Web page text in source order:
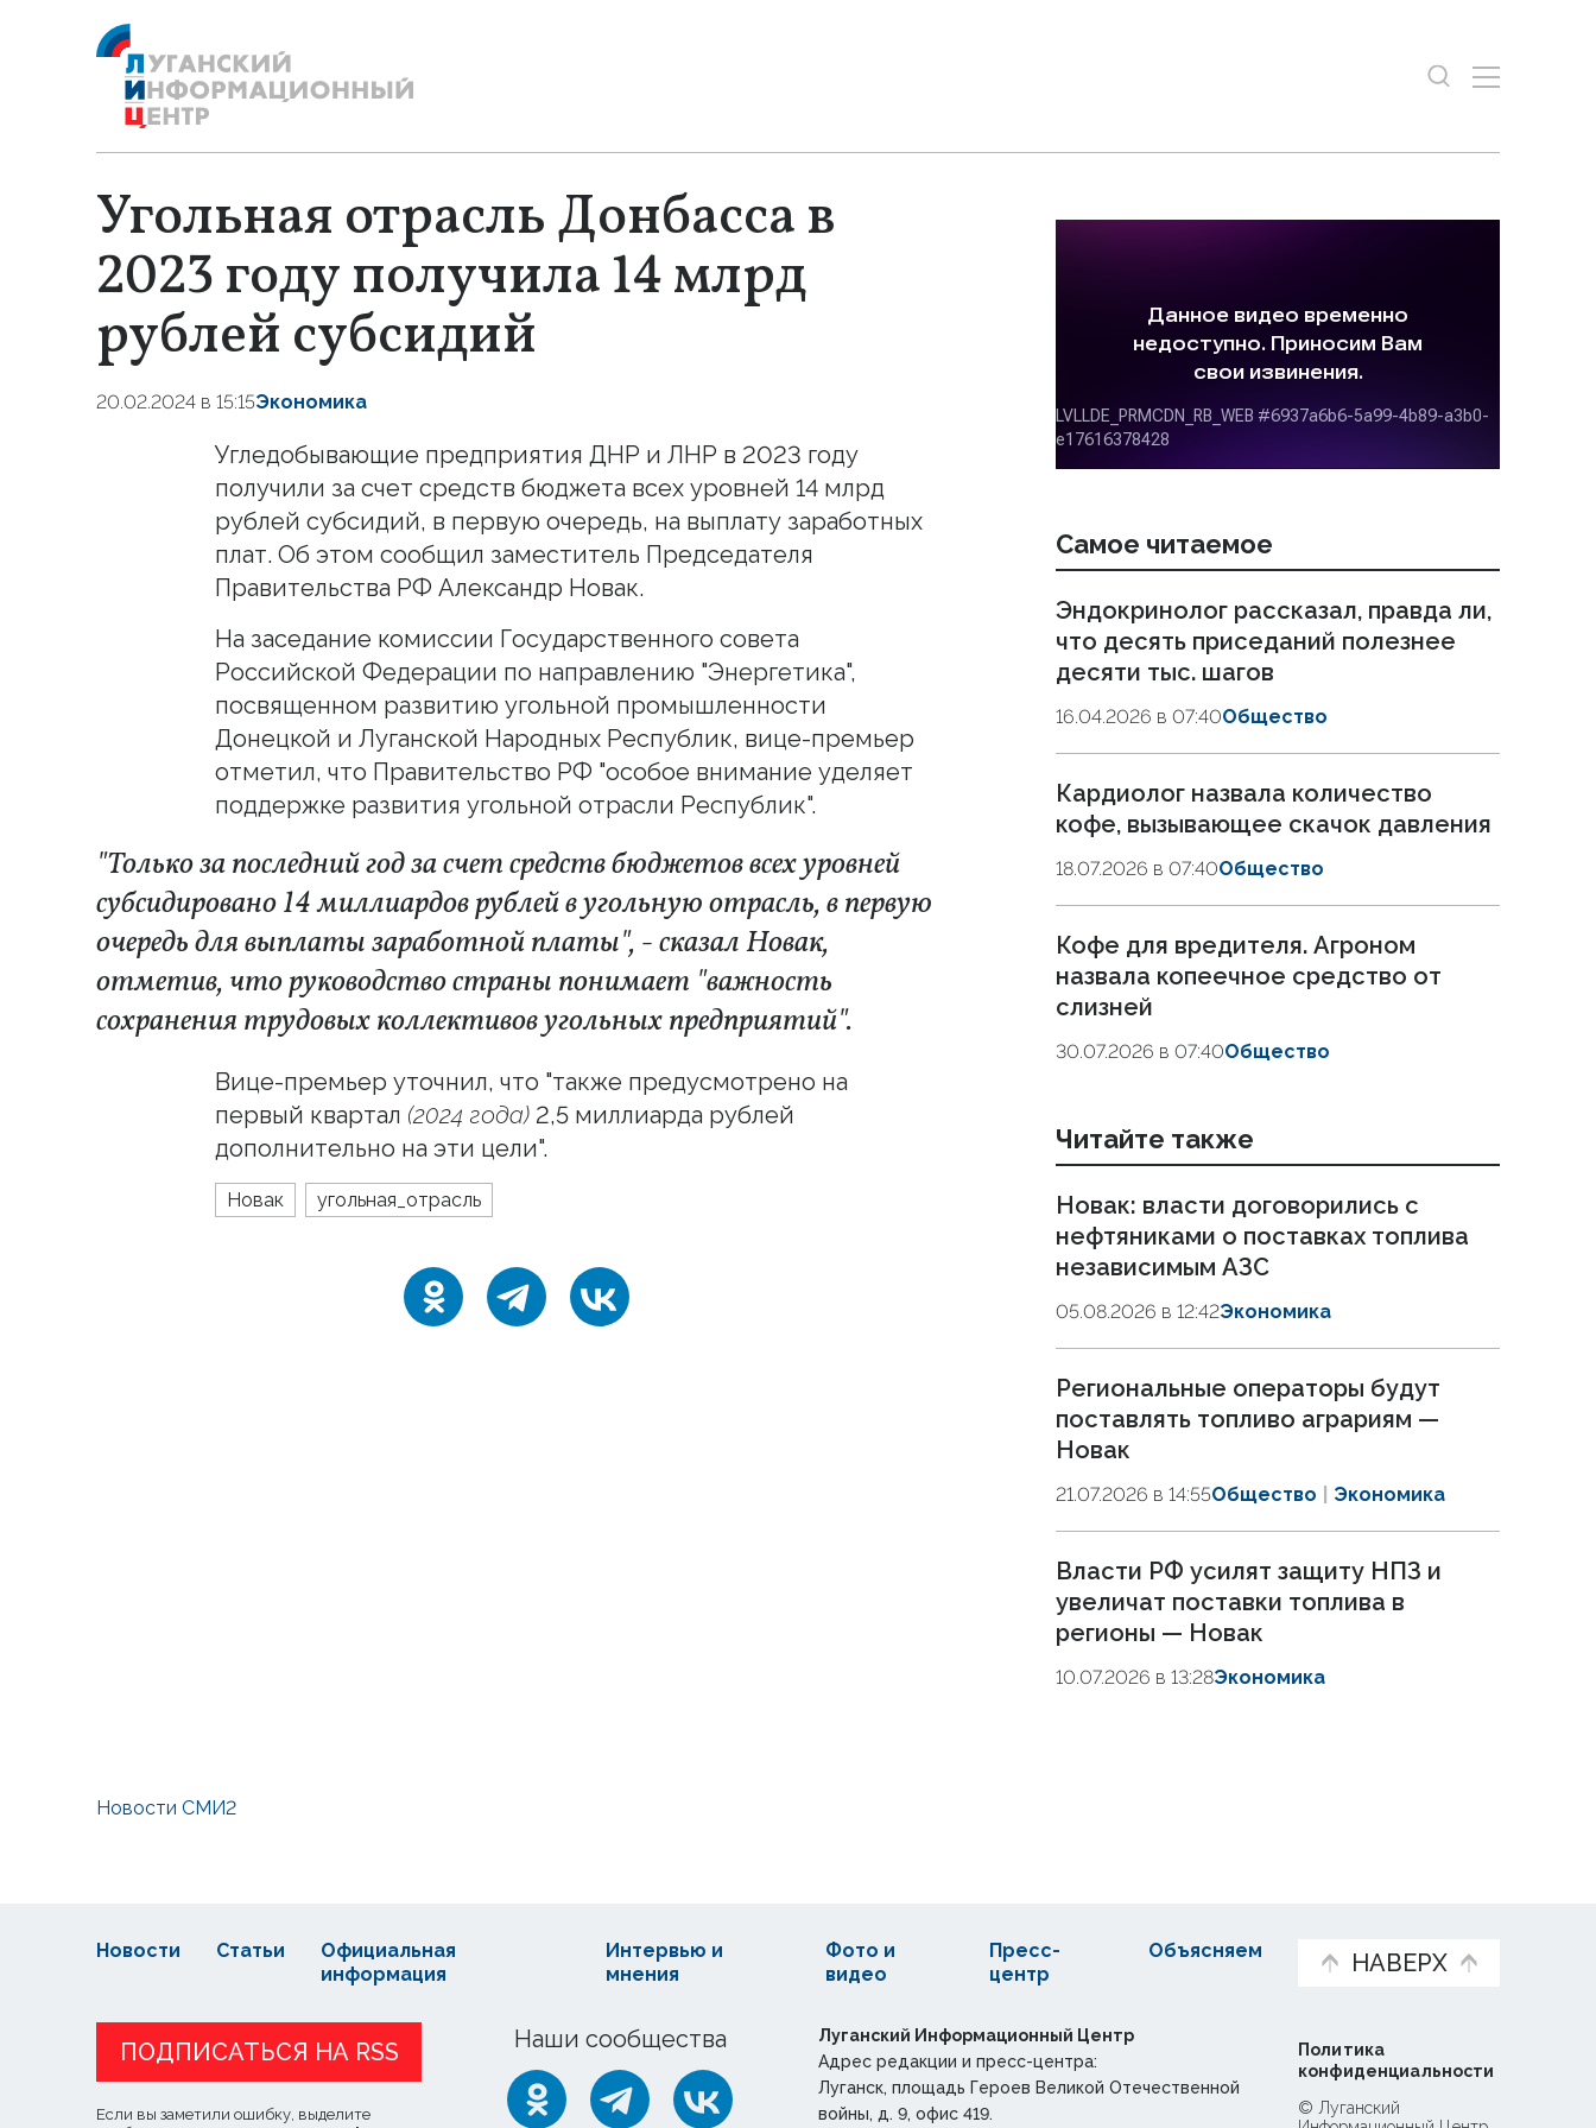
Угольная отрасль Донбасса в
2023 году получила 14 млрд
рублей субсидий
20.02.2024 в 15:15Экономика
Угледобывающие предприятия ДНР и ЛНР в 2023 году
получили за счет средств бюджета всех уровней 14 млрд
рублей субсидий, в первую очередь, на выплату заработных
плат. Об этом сообщил заместитель Председателя
Правительства РФ Александр Новак.
На заседание комиссии Государственного совета
Российской Федерации по направлению "Энергетика",
посвященном развитию угольной промышленности
Донецкой и Луганской Народных Республик, вице-премьер
отметил, что Правительство РФ "особое внимание уделяет
поддержке развития угольной отрасли Республик".
"Только за последний год за счет средств бюджетов всех уровней
субсидировано 14 миллиардов рублей в угольную отрасль, в первую
очередь для выплаты заработной платы", - сказал Новак,
отметив, что руководство страны понимает "важность
сохранения трудовых коллективов угольных предприятий".
Вице-премьер уточнил, что "также предусмотрено на
первый квартал (2024 года) 2,5 миллиарда рублей
дополнительно на эти цели".
Новак угольная_отрасль
Самое читаемое
Эндокринолог рассказал, правда ли,
что десять приседаний полезнее
десяти тыс. шагов
16.04.2026 в 07:40Общество
Кардиолог назвала количество
кофе, вызывающее скачок давления
18.07.2026 в 07:40Общество
Кофе для вредителя. Агроном
назвала копеечное средство от
слизней
30.07.2026 в 07:40Общество
Читайте также
Новак: власти договорились с
нефтяниками о поставках топлива
независимым АЗС
05.08.2026 в 12:42Экономика
Региональные операторы будут
поставлять топливо аграриям —
Новак
21.07.2026 в 14:55Общество Экономика
Власти РФ усилят защиту НПЗ и
увеличат поставки топлива в
регионы — Новак
10.07.2026 в 13:28Экономика
Новости СМИ2
НАВЕРХ
Наши сообщества
ПОДПИСАТЬСЯ НА RSS
Если вы заметили ошибку, выделите
Новости Статьи
Официальная
информация
Интервью и
мнения
Фото и
видео
Пресс-
центр
Объясняем
Политика
конфиденциальности
Луганский Информационный Центр
Адрес редакции и пресс-центра:
Луганск, площадь Героев Великой Отечественной
войны, д. 9, офис 419.
© Луганский